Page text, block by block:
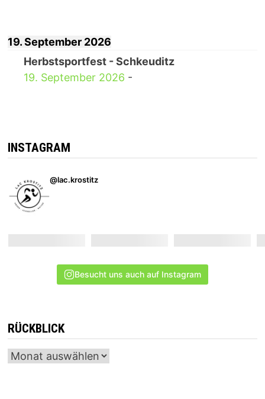
19. September 2026
Herbstsportfest - Schkeuditz
19. September 2026 -
INSTAGRAM
@lac.krostitz
Besucht uns auch auf Instagram
RÜCKBLICK
Archiv